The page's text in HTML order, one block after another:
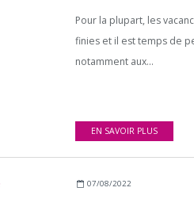
Pour la plupart, les
finies et il est temps de
notamment aux...
EN SAVOIR PLUS
07/08/2022